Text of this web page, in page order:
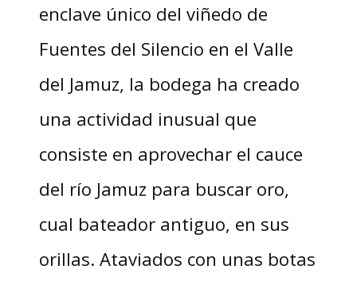
enclave único del viñedo de
Fuentes del Silencio en el Valle
del Jamuz, la bodega ha creado
una actividad inusual que
consiste en aprovechar el cauce
del río Jamuz para buscar oro,
cual bateador antiguo, en sus
orillas. Ataviados con unas botas